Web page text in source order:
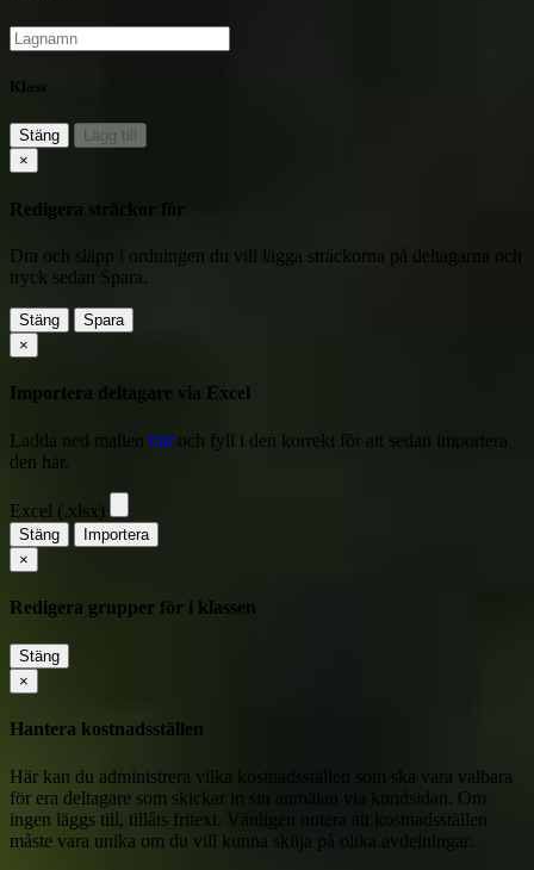
Klass
Stäng
Lägg till
×
Redigera sträckor för
Dra och släpp i ordningen du vill lägga sträckorna på deltagarna och
tryck sedan Spara.
Stäng
Spara
×
Importera deltagare via Excel
Ladda ned mallen här och fyll i den korrekt för att sedan importera
den här.
Excel (.xlsx)
Stäng
Importera
×
Redigera grupper för i klassen
Stäng
×
Hantera kostnadsställen
Här kan du administrera vilka kostnadsställen som ska vara valbara
för era deltagare som skickar in sin anmälan via kundsidan. Om
ingen läggs till, tillåts fritext. Vänligen notera att kostnadsställen
måste vara unika om du vill kunna skilja på olika avdelningar.